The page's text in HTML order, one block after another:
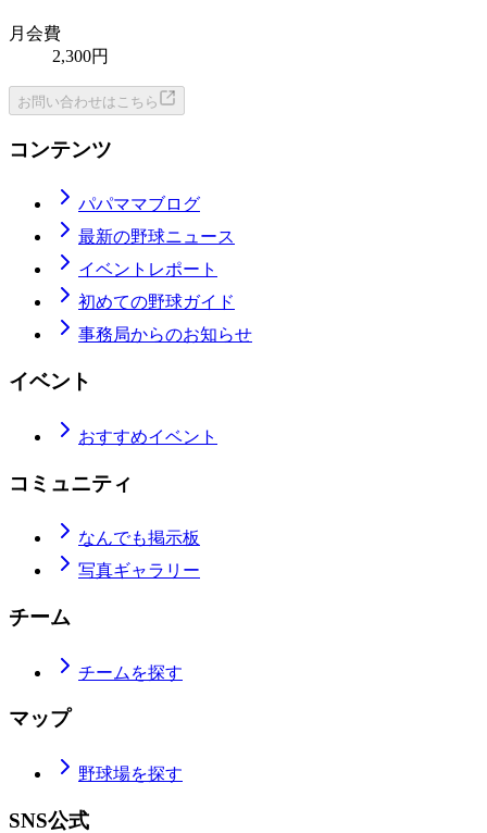
月会費
2,300円
お問い合わせはこちら
コンテンツ
パパママブログ
最新の野球ニュース
イベントレポート
初めての野球ガイド
事務局からのお知らせ
イベント
おすすめイベント
コミュニティ
なんでも掲示板
写真ギャラリー
チーム
チームを探す
マップ
野球場を探す
SNS公式